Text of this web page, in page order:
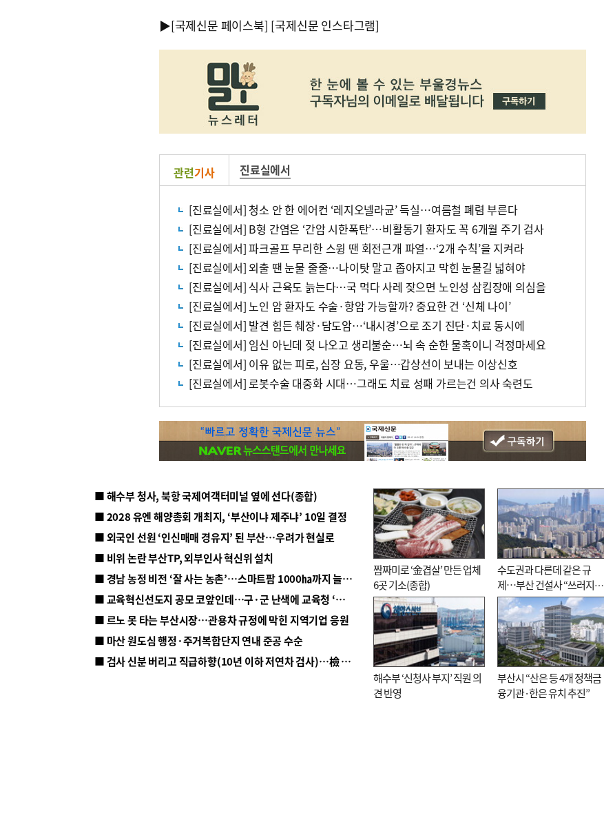
▶[국제신문 페이스북] [국제신문 인스타그램]
관련기사 진료실에서
[진료실에서] 청소 안 한 에어컨 ‘레지오넬라균’ 득실…여름철 폐렴 부른다
[진료실에서] B형 간염은 ‘간암 시한폭탄’…비활동기 환자도 꼭 6개월 주기 검사
[진료실에서] 파크골프 무리한 스윙 땐 회전근개 파열…‘2개 수칙’을 지켜라
[진료실에서] 외출 땐 눈물 줄줄…나이탓 말고 좁아지고 막힌 눈물길 넓혀야
[진료실에서] 식사 근육도 늙는다…국 먹다 사레 잦으면 노인성 삼킴장애 의심을
[진료실에서] 노인 암 환자도 수술·항암 가능할까? 중요한 건 ‘신체 나이’
[진료실에서] 발견 힘든 췌장·담도암…‘내시경’으로 조기 진단·치료 동시에
[진료실에서] 임신 아닌데 젖 나오고 생리불순…뇌 속 순한 물혹이니 걱정마세요
[진료실에서] 이유 없는 피로, 심장 요동, 우울…갑상선이 보내는 이상신호
[진료실에서] 로봇수술 대중화 시대…그래도 치료 성패 가르는건 의사 숙련도
■ 해수부 청사, 북항 국제여객터미널 옆에 선다(종합)
■ 2028 유엔 해양총회 개최지, ‘부산이냐 제주냐’ 10일 결정
■ 외국인 선원 ‘인신매매 경유지’ 된 부산…우려가 현실로
■ 비위 논란 부산TP, 외부인사 혁신위 설치
■ 경남 농정 비전 ‘잘 사는 농촌’…스마트팜 1000㏊까지 늘린다
■ 교육혁신선도지 공모 코앞인데…구·군 난색에 교육청 ‘쩔쩔’
■ 르노 못 타는 부산시장…관용차 규정에 막힌 지역기업 응원
■ 마산 원도심 행정·주거복합단지 연내 준공 수순
■ 검사 신분 버리고 직급하향(10년 이하 저연차 검사)…檢 중수청행 기피
짬짜미로 ‘金겹살’ 만든 업체
6곳 기소(종합)
수도권과 다른데 같은 규
제…부산 건설사 “쓰러지기
직전”
해수부 ‘신청사 부지’ 직원 의
견 반영
부산시 “산은 등 4개 정책금
융기관·한은 유치 추진”